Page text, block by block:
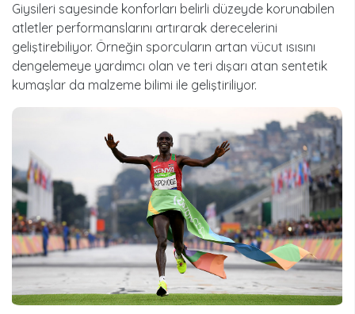
Giysileri sayesinde konforları belirli düzeyde korunabilen
atletler performanslarını artırarak derecelerini
geliştirebiliyor. Örneğin sporcuların artan vücut ısısını
dengelemeye yardımcı olan ve teri dışarı atan sentetik
kumaşlar da malzeme bilimi ile geliştiriliyor.